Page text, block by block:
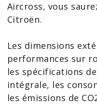
Aircross, vous
Citroën.
Les dimensions
performances sur
les spécifications
intégrale, les
les émissions de